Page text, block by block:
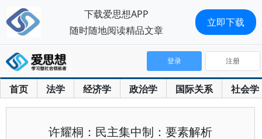
首页 法学 经济学 政治学 国际关系 社会学
登录 注册
许耀桐：民主集中制：要素解析
下载爱思想APP
随时随地阅读精品文章
立即下载